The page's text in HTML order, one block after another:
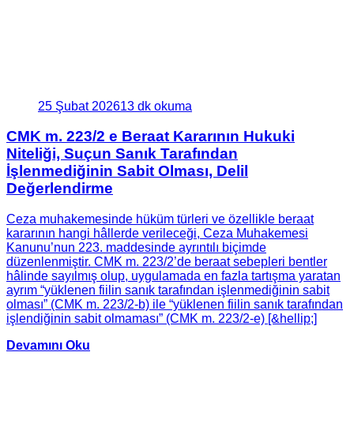
25 Şubat 202613 dk okuma
CMK m. 223/2 e Beraat Kararının Hukuki
Niteliği, Suçun Sanık Tarafından
İşlenmediğinin Sabit Olması, Delil
Değerlendirme
Ceza muhakemesinde hüküm türleri ve özellikle beraat
kararının hangi hâllerde verileceği, Ceza Muhakemesi
Kanunu’nun 223. maddesinde ayrıntılı biçimde
düzenlenmiştir. CMK m. 223/2’de beraat sebepleri bentler
hâlinde sayılmış olup, uygulamada en fazla tartışma yaratan
ayrım “yüklenen fiilin sanık tarafından işlenmediğinin sabit
olması” (CMK m. 223/2-b) ile “yüklenen fiilin sanık tarafından
işlendiğinin sabit olmaması” (CMK m. 223/2-e) [&hellip;]
Devamını Oku